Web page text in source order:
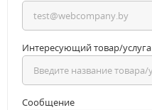
Интересующий товар/услуга
Сообщение